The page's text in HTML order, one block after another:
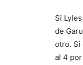
Si
de
otro. Si
al 4